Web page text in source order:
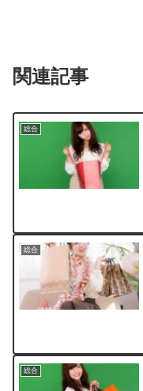
関連記事
総合
総合
総合